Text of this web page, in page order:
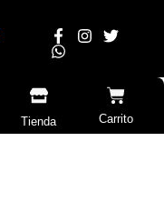
Tienda Carrito